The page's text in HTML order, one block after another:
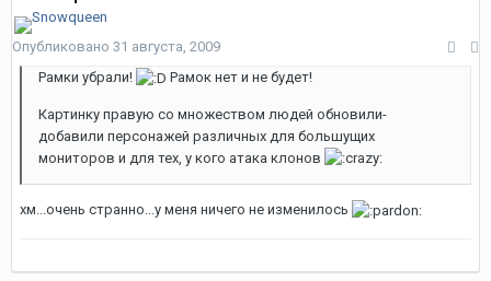
Опубликовано 31 августа, 2009
Рамки убрали!
Рамок нет и не будет!
Картинку правую со множеством людей обновили-
добавили персонажей различных для большущих
мониторов и для тех, у кого атака клонов
хм...очень странно...у меня ничего не изменилось